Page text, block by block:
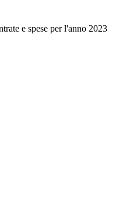
e spese per l'anno 2023